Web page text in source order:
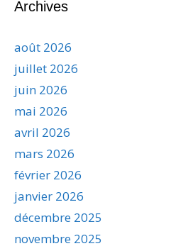
Archives
août 2026
juillet 2026
juin 2026
mai 2026
avril 2026
mars 2026
février 2026
janvier 2026
décembre 2025
novembre 2025